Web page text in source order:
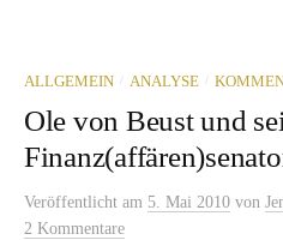
ALLGEMEIN / ANALYSE /
Ole von Beust und
Veröffentlicht am 5. Mai 2010 von
2 Kommentare